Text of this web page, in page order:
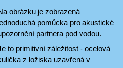
obrázku je zobrazená
pomůcka pro akustické
partnera pod vodou.
to primitivní záležitost - ocelová
z ložiska uzavřená v